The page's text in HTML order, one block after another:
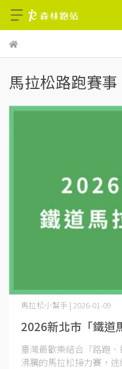
馬拉松路跑賽事
2026新北市「鐵道
馬拉松小幫手 | 2026-01-09
臺灣最歡樂結合「路跑
沸騰的馬拉松接力賽，